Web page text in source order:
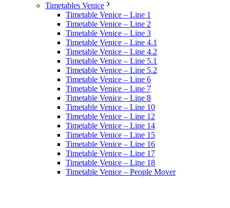
Timetables Venice
Timetable Venice – Line 1
Timetable Venice – Line 2
Timetable Venice – Line 3
Timetable Venice – Line 4.1
Timetable Venice – Line 4.2
Timetable Venice – Line 5.1
Timetable Venice – Line 5.2
Timetable Venice – Line 6
Timetable Venice – Line 7
Timetable Venice – Line 8
Timetable Venice – Line 10
Timetable Venice – Line 12
Timetable Venice – Line 14
Timetable Venice – Line 15
Timetable Venice – Line 16
Timetable Venice – Line 17
Timetable Venice – Line 18
Timetable Venice – People Mover